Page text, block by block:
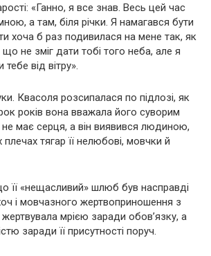
«Ганно, я все знав. Весь цей час
а там, біля річки. Я намагався бути
хоча б раз подивилася на мене так, як
не зміг дати тобі того неба, але я
від вітру».
Квасоля розсипалася по підлозі, як
років вона вважала його суворим
має серця, а він виявився людиною,
тягар її нелюбові, мовчки й
її «нещасливий» шлюб був насправді
і мовчазного жертвоприношення з
мрією заради обов’язку, а
заради її присутності поруч.